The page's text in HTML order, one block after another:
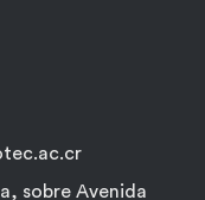
sobre Avenida